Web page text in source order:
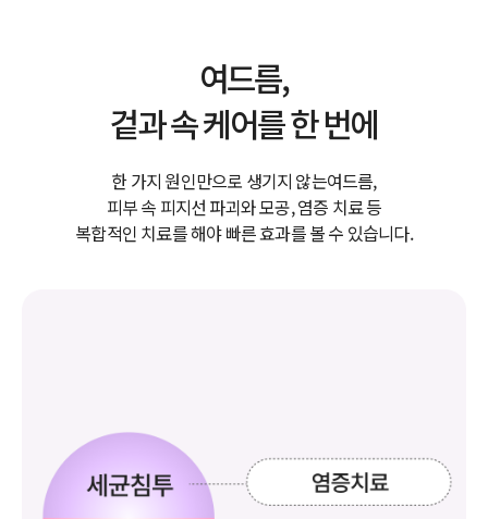
여드름,
겉과 속 케어를 한 번에
한 가지 원인만으로 생기지 않는여드름,
피부 속 피지선 파괴와 모공, 염증 치료 등
복합적인 치료를 해야 빠른 효과를 볼 수 있습니다.